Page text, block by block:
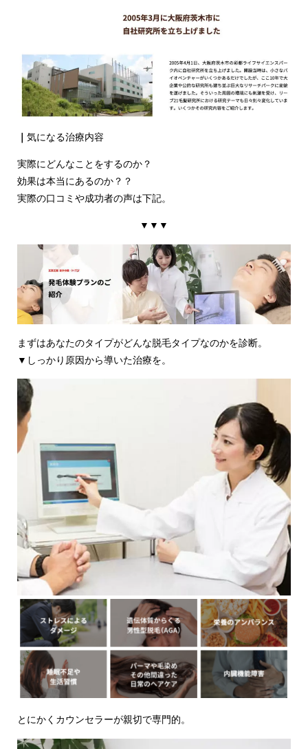
気になる治療内容
実際にどんなことをするのか？
効果は本当にあるのか？？
実際の口コミや成功者の声は下記。
▼▼▼
まずはあなたのタイプがどんな脱毛タイプなのかを診断。
▼しっかり原因から導いた治療を。
とにかくカウンセラーが親切で専門的。